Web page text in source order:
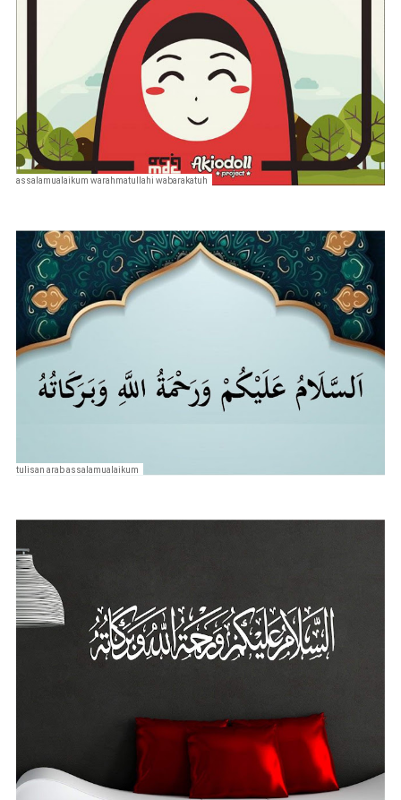
assalamualaikum warahmatullahi wabarakatuh
tulisan arab assalamualaikum